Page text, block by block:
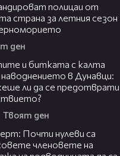
полицаи от
страна за летния сезон
ден
и битката с калта
наводнението в Дунавци:
ли да се предотврати
Твоят ден
Почти нулеви са
членовете на